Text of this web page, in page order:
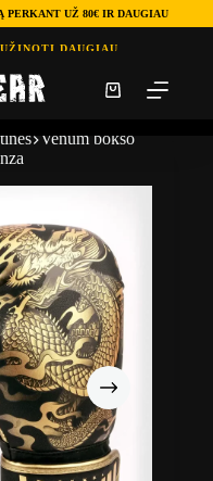
PERKANT UŽ 80€ IR DAUGIAU
DAUGIAU
Venum bokso